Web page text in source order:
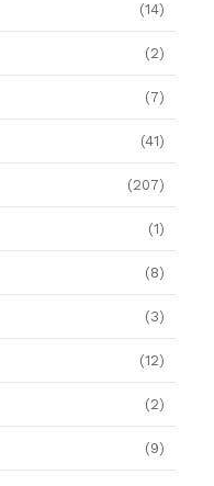
(14)
(2)
(7)
(41)
(207)
(1)
(8)
(3)
(12)
(2)
(9)